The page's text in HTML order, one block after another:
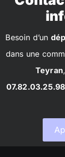
Besoin d’un
dans une
Teyran,
07.82.03.25.98